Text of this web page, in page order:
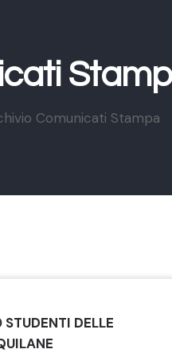
Comunicati Stampa
DELLE